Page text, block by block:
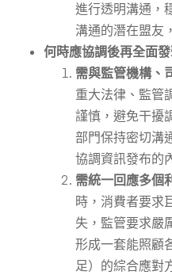
進行透明溝通，
溝通的潛在盟友
何時應協調後再全面
需與監管機構、
重大法律、監管
謹慎，避免干擾
部門保持密切溝
協調資訊發布的
需統一回應多個
時，消費者要求
失，監管要求嚴
形成一套能照顧
足）的綜合應對